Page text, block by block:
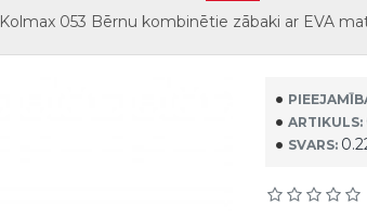
Kolmax 053 Bērnu kombinētie zābaki ar EVA
ARTIKULS:
SVARS: